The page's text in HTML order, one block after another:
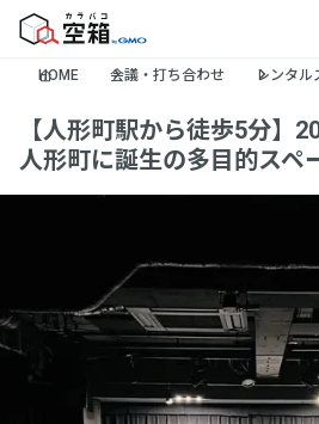
HOME 会議・打ち合わせ レンタル
【人形町駅から徒歩5分】
人形町に誕生の多目的スペ